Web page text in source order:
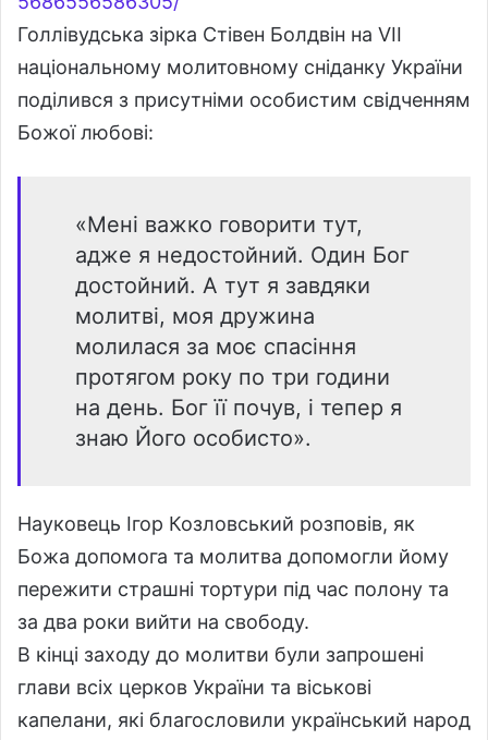
Голлівудська зірка Стівен Болдвін на VII
національному молитовному сніданку України
поділився з присутніми особистим свідченням
Божої любові:
«Мені важко говорити тут,
адже я недостойний. Один Бог
достойний. А тут я завдяки
молитві, моя дружина
молилася за моє спасіння
протягом року по три години
на день. Бог її почув, і тепер я
знаю Його особисто».
Науковець Ігор Козловський розповів, як
Божа допомога та молитва допомогли йому
пережити страшні тортури під час полону та
за два роки вийти на свободу.
В кінці заходу до молитви були запрошені
глави всіх церков України та віськові
капелани, які благословили український народ